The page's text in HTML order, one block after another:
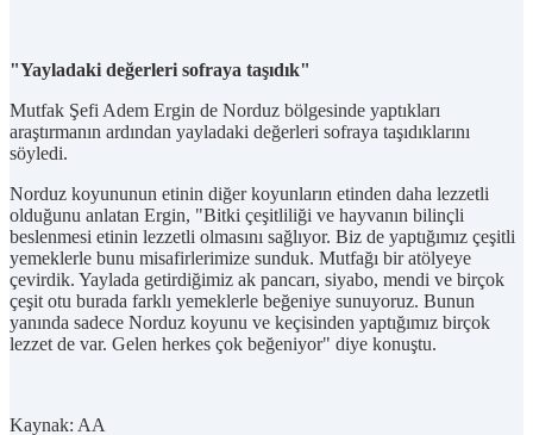
"Yayladaki değerleri sofraya taşıdık"
Mutfak Şefi Adem Ergin de Norduz bölgesinde yaptıkları
araştırmanın ardından yayladaki değerleri sofraya taşıdıklarını
söyledi.
Norduz koyununun etinin diğer koyunların etinden daha lezzetli
olduğunu anlatan Ergin, "Bitki çeşitliliği ve hayvanın bilinçli
beslenmesi etinin lezzetli olmasını sağlıyor. Biz de yaptığımız çeşitli
yemeklerle bunu misafirlerimize sunduk. Mutfağı bir atölyeye
çevirdik. Yaylada getirdiğimiz ak pancarı, siyabo, mendi ve birçok
çeşit otu burada farklı yemeklerle beğeniye sunuyoruz. Bunun
yanında sadece Norduz koyunu ve keçisinden yaptığımız birçok
lezzet de var. Gelen herkes çok beğeniyor" diye konuştu.
Kaynak: AA